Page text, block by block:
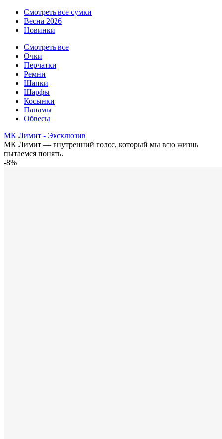
Смотреть все сумки
Весна 2026
Новинки
Смотреть все
Очки
Перчатки
Ремни
Шапки
Шарфы
Косынки
Панамы
Обвесы
МК Лимит - Эксклюзив
МК Лимит — внутренний голос, который мы всю жизнь
пытаемся понять.
-8%